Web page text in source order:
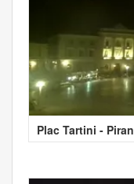
Plac Tartini - Piran